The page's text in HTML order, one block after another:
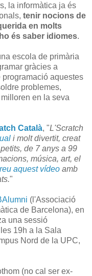
la informàtica ja és
tenir nocions de
en molts
és saber idiomes.
escola de primària
gràcies a
aquestes
problemes,
en la seva
Català, "L'Scratch
i molt divertit, creat
de 7 anys a 99
música, art, el
aquest vídeo amb
"
(l'Associació
de Barcelona), en
una sessió
19h a la Sala
Nord de la UPC,
(no cal ser ex-